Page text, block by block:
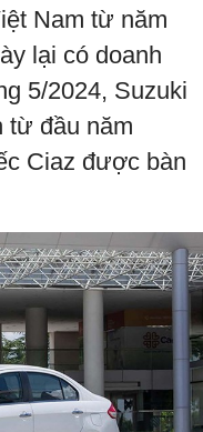
Nam từ năm
lại có doanh
5/2024, Suzuki
từ đầu năm
Ciaz được bàn